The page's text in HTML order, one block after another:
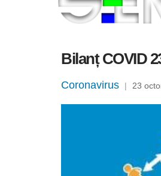
Bilanț COVID
Coronavirus | 23